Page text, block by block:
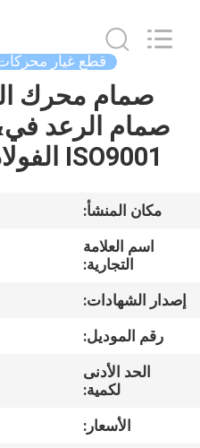
المنزل
المنتجات
أشرطة
فيديو
حولنا
جولة
المصنع
قطع غيار محركات
صمام محرك
ISO9001 الفولاذ المقاوم للصدأ
مكان المنشأ:
اسم العلامة
التجارية:
إصدار الشهادات:
رقم الموديل:
الحد الأدنى
لكمية:
الأسعار: